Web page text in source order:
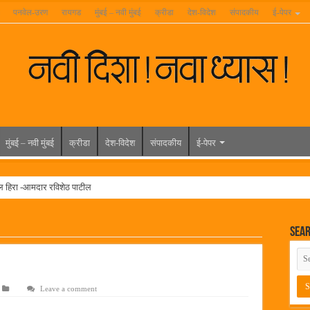
पनवेल-उरण रायगड मुंबई – नवी मुंबई क्रीडा देश-विदेश संपादकीय ई-पेपर
मुंबई – नवी मुंबई क्रीडा देश-विदेश संपादकीय ई-पेपर
-आमदार रविशेठ पाटील
मुख्य प्रशासकीय कार्यालयासह भव्य मूट कोर्टचे बुधवारी उद्घाटन
Leave a comment